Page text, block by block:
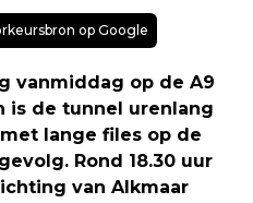
op Google
vanmiddag op de A9
is de tunnel urenlang
lange files op de
Rond 18.30 uur
van Alkmaar